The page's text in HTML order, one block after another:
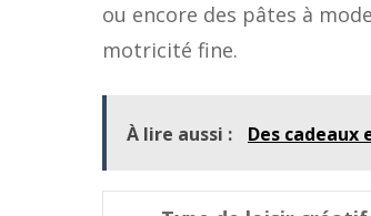
ou encore des pâtes à
motricité fine.
À lire aussi : Des cadeaux